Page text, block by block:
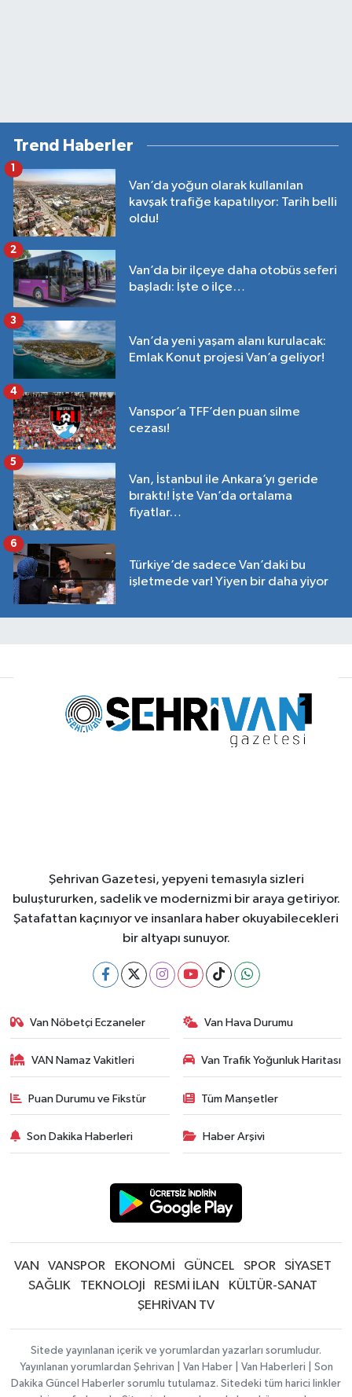
Trend Haberler
Van’da yoğun olarak kullanılan
kavşak trafiğe kapatılıyor: Tarih belli
oldu!
1
Van’da bir ilçeye daha otobüs seferi
başladı: İşte o ilçe…
2
Van’da yeni yaşam alanı kurulacak:
Emlak Konut projesi Van’a geliyor!
3
Vanspor’a TFF’den puan silme
cezası!
4
Van, İstanbul ile Ankara’yı geride
bıraktı! İşte Van’da ortalama
fiyatlar…
5
Türkiye’de sadece Van’daki bu
işletmede var! Yiyen bir daha yiyor
6
Şehrivan Gazetesi, yepyeni temasıyla sizleri
buluştururken, sadelik ve modernizmi bir araya getiriyor.
Şatafattan kaçınıyor ve insanlara haber okuyabilecekleri
bir altyapı sunuyor.
Van Nöbetçi Eczaneler Van Hava Durumu
VAN Namaz Vakitleri Van Trafik Yoğunluk Haritası
Puan Durumu ve Fikstür Tüm Manşetler
Son Dakika Haberleri Haber Arşivi
VAN VANSPOR EKONOMİ GÜNCEL SPOR
SİYASET
SAĞLIK
TEKNOLOJİ RESMİ İLAN
KÜLTÜR-SANAT
ŞEHRİVAN TV
Sitede yayınlanan içerik ve yorumlardan yazarları sorumludur.
Yayınlanan yorumlardan Şehrivan | Van Haber | Van Haberleri | Son
Dakika Güncel Haberler sorumlu tutulamaz. Sitedeki tüm harici linkler